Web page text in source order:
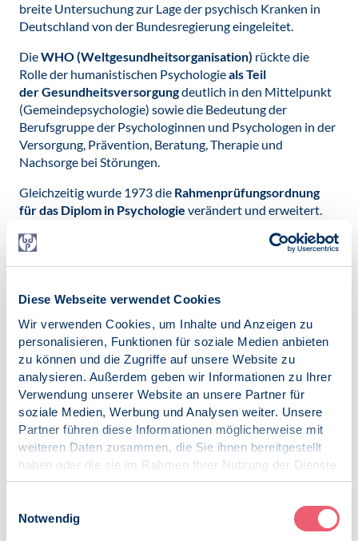
Diese Webseite verwendet Cookies
Wir verwenden Cookies, um Inhalte und Anzeigen zu
personalisieren, Funktionen für soziale Medien anbieten
zu können und die Zugriffe auf unsere Website zu
analysieren. Außerdem geben wir Informationen zu Ihrer
Verwendung unserer Website an unsere Partner für
soziale Medien, Werbung und Analysen weiter. Unsere
Partner führen diese Informationen möglicherweise mit
weiteren Daten zusammen, die Sie ihnen bereitgestellt
haben oder die sie im Rahmen Ihrer Nutzung der Dienste
gesammelt haben.
Notwendig
breite Untersuchung zur Lage der psychisch Kranken in
Deutschland von der Bundesregierung eingeleitet.
DieWHO (Weltgesundheitsorganisation) rückte die
Rolle der humanistischen Psychologieals Teil
derGesundheitsversorgungdeutlich in den Mittelpunkt
(Gemeindepsychologie) sowie die Bedeutung der
Berufsgruppe der Psychologinnen und Psychologen in der
Versorgung, Prävention, Beratung, Therapie und
Nachsorge bei Störungen.
Gleichzeitig wurde 1973 die Rahmenprüfungsordnung
für das Diplom in Psychologie verändert und erweitert.
in den Bereichen der Klinischen Psychologie eingerichtet,
wo auch verschiedene Psychotherapiemethoden mit Lehr-
Psychoanalyse und Tiefenpsychologie die
Gestaltpsychotherapie, Psychodrama, Familientherapie,
Körpertherapie, etc.).
Mithilfe der GewerkschaftenDAG und ÖTV,heute ver.di,
und der Zuarbeit des BDP, wurde bei
denTariferhöhungen1973 die Psychologie als ein
akademischer freier Beruf, gleich der Medizin eingestuft
aufBAT IIa/Ib.
Als Ergebnis zur Lage der Nation, verabschiedete der
welche die Lage der ambulanten und stationären
psychotherapeutischen und psychiatrischen Versorgung